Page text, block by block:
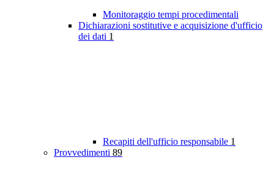
Monitoraggio tempi procedimentali
Dichiarazioni sostitutive e acquisizione d'ufficio
dei dati 1
Recapiti dell'ufficio responsabile 1
Provvedimenti 89